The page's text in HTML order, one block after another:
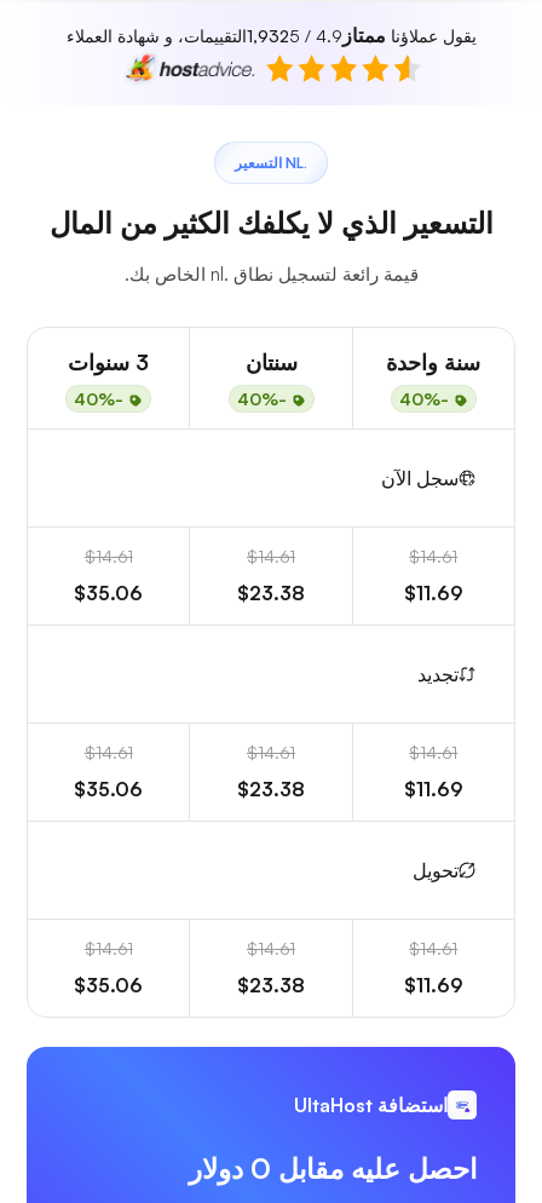
يقول عملاؤنا ممتاز 4.9 / 5
1,932التقييمات، و شهادة العملاء
.NL التسعير
التسعير الذي لا يكلفك الكثير من المال
قيمة رائعة لتسجيل نطاق .nl الخاص بك.
سنة واحدة
-40%
سنتان
-40%
3 سنوات
-40%
سجل الآن
$14.61
$11.69
$14.61
$23.38
$14.61
$35.06
تجديد
$14.61
$11.69
$14.61
$23.38
$14.61
$35.06
تحويل
$14.61
$11.69
$14.61
$23.38
$14.61
$35.06
استضافة UltaHost
احصل عليه مقابل 0 دولار